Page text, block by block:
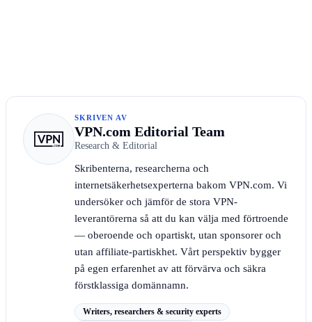
SKRIVEN AV
VPN.com Editorial Team
Research & Editorial
Skribenterna, researcherna och
internetsäkerhetsexperterna bakom VPN.com. Vi
undersöker och jämför de stora VPN-
leverantörerna så att du kan välja med förtroende
— oberoende och opartiskt, utan sponsorer och
utan affiliate-partiskhet. Vårt perspektiv bygger
på egen erfarenhet av att förvärva och säkra
förstklassiga domännamn.
Writers, researchers & security experts